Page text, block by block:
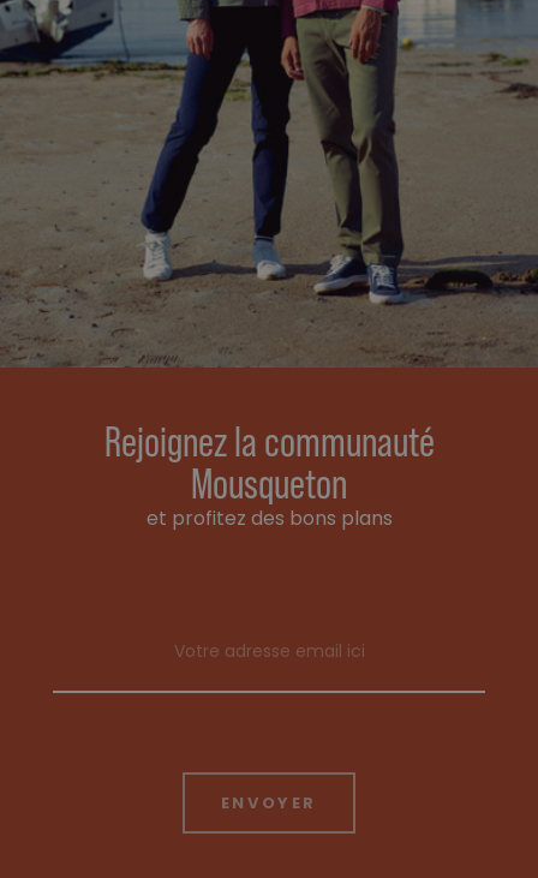
Rejoignez la communauté
Mousqueton
et profitez des bons plans